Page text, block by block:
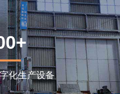
化生产设备